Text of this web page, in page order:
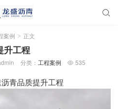

案例 > 正文
升工程
分类： 工程案例  535
青品质提升工程